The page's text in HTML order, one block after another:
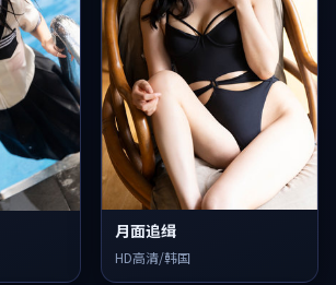
月面追缉
HD高清/韩国